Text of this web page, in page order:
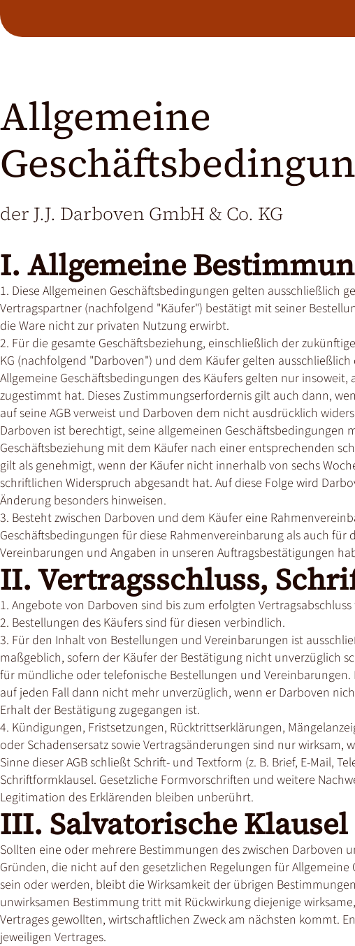
Allgemeine
der J.J. Darboven GmbH & Co. KG
I. Allgemeine
1. Diese Allgemeinen Geschäftsbedingungen gelten ausschließlich
Vertragspartner (nachfolgend "Käufer") bestätigt mit seiner
die Ware nicht zur privaten Nutzung erwirbt.
2. Für die gesamte Geschäftsbeziehung, einschließlich der
KG (nachfolgend "Darboven") und dem Käufer gelten
Allgemeine Geschäftsbedingungen des Käufers gelten nur
zugestimmt hat. Dieses Zustimmungserfordernis gilt auch dann,
auf seine AGB verweist und Darboven dem nicht ausdrücklich
Darboven ist berechtigt, seine allgemeinen Geschäftsbedingungen
Geschäftsbeziehung mit dem Käufer nach einer entsprechenden
gilt als genehmigt, wenn der Käufer nicht innerhalb von sechs
schriftlichen Widerspruch abgesandt hat. Auf diese Folge wird
Änderung besonders hinweisen.
3. Besteht zwischen Darboven und dem Käufer eine
Geschäftsbedingungen für diese Rahmenvereinbarung als auch für
Vereinbarungen und Angaben in unseren Auftragsbestätigungen
II. Vertragsschluss,
1. Angebote von Darboven sind bis zum erfolgten
2. Bestellungen des Käufers sind für diesen verbindlich.
3. Für den Inhalt von Bestellungen und Vereinbarungen ist
maßgeblich, sofern der Käufer der Bestätigung nicht unverzüglich
für mündliche oder telefonische Bestellungen und
auf jeden Fall dann nicht mehr unverzüglich, wenn er Darboven
Erhalt der Bestätigung zugegangen ist.
4. Kündigungen, Fristsetzungen, Rücktrittserklärungen,
oder Schadensersatz sowie Vertragsänderungen sind nur wirksam,
Sinne dieser AGB schließt Schrift- und Textform (z. B. Brief, E-Mail,
Schriftformklausel. Gesetzliche Formvorschriften und weitere
Legitimation des Erklärenden bleiben unberührt.
III. Salvatorische Klausel
Sollten eine oder mehrere Bestimmungen des zwischen Darboven
Gründen, die nicht auf den gesetzlichen Regelungen für
sein oder werden, bleibt die Wirksamkeit der übrigen
unwirksamen Bestimmung tritt mit Rückwirkung diejenige
Vertrages gewollten, wirtschaftlichen Zweck am nächsten kommt.
jeweiligen Vertrages.